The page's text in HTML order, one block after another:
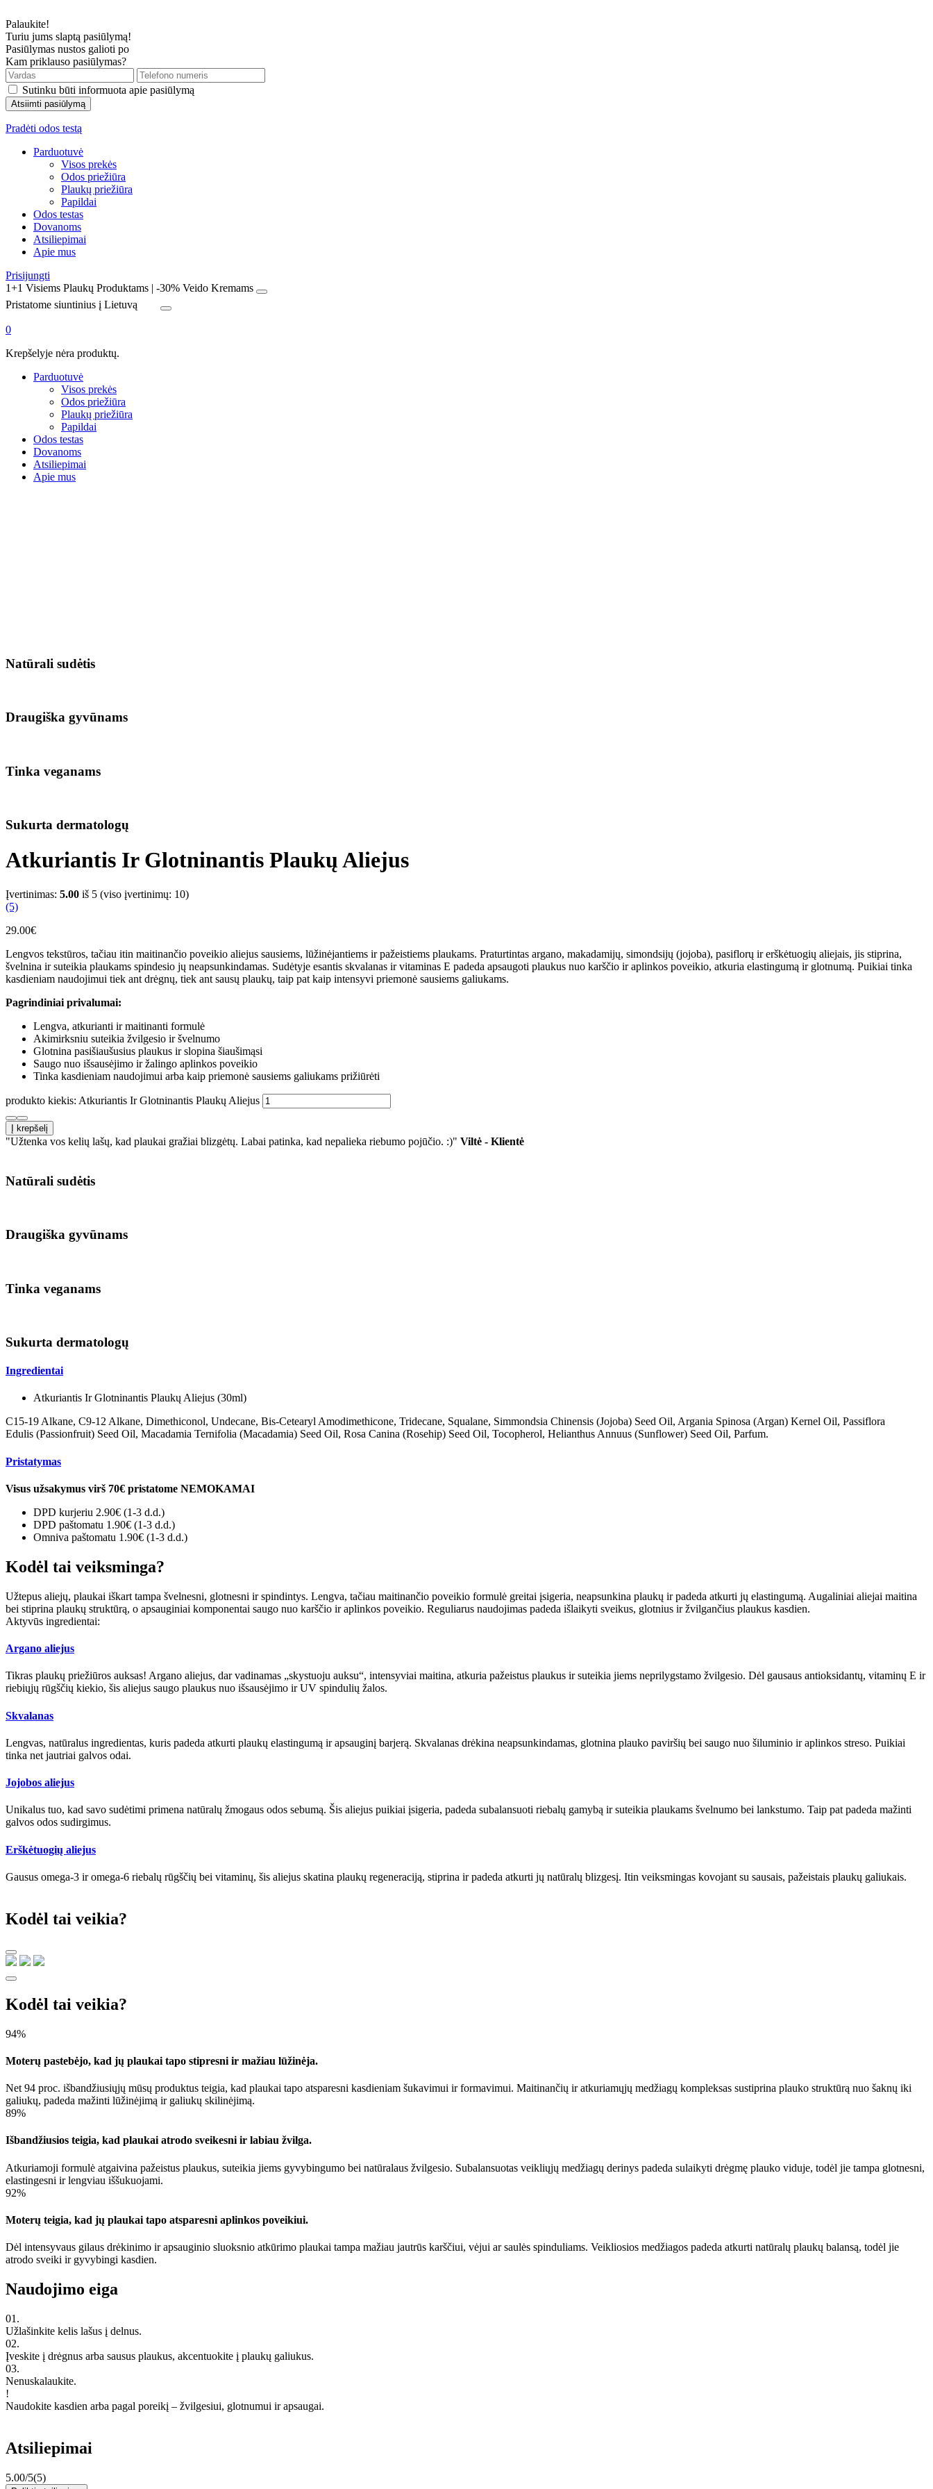
Palaukite!
Turiu jums slaptą pasiūlymą!
Pasiūlymas nustos galioti po
Kam priklauso pasiūlymas?
Sutinku būti informuota apie pasiūlymą
Pradėti odos testą
Parduotuvė
Visos prekės
Odos priežiūra
Plaukų priežiūra
Papildai
Odos testas
Dovanoms
Atsiliepimai
Apie mus
Prisijungti
1+1 Visiems Plaukų Produktams | -30% Veido Kremams
Pristatome siuntinius į Lietuvą
0
Krepšelyje nėra produktų.
Parduotuvė
Visos prekės
Odos priežiūra
Plaukų priežiūra
Papildai
Odos testas
Dovanoms
Atsiliepimai
Apie mus
Natūrali sudėtis
Draugiška gyvūnams
Tinka veganams
Sukurta dermatologų
Atkuriantis Ir Glotninantis Plaukų Aliejus
Įvertinimas: 5.00 iš 5 (viso įvertinimų: 10)
(5)
29.00€
Lengvos tekstūros, tačiau itin maitinančio poveikio aliejus sausiems, lūžinėjantiems ir pažeistiems plaukams. Praturtintas argano, makadamijų, simondsijų (jojoba), pasiflorų ir erškėtuogių aliejais, jis stiprina,
švelnina ir suteikia plaukams spindesio jų neapsunkindamas. Sudėtyje esantis skvalanas ir vitaminas E padeda apsaugoti plaukus nuo karščio ir aplinkos poveikio, atkuria elastingumą ir glotnumą. Puikiai tinka
kasdieniam naudojimui tiek ant drėgnų, tiek ant sausų plaukų, taip pat kaip intensyvi priemonė sausiems galiukams.
Pagrindiniai privalumai:
Lengva, atkurianti ir maitinanti formulė
Akimirksniu suteikia žvilgesio ir švelnumo
Glotnina pasišiaušusius plaukus ir slopina šiaušimąsi
Saugo nuo išsausėjimo ir žalingo aplinkos poveikio
Tinka kasdieniam naudojimui arba kaip priemonė sausiems galiukams prižiūrėti
produkto kiekis: Atkuriantis Ir Glotninantis Plaukų Aliejus
Į krepšelį
"Užtenka vos kelių lašų, kad plaukai gražiai blizgėtų. Labai patinka, kad nepalieka riebumo pojūčio. :)" Viltė - Klientė
Natūrali sudėtis
Draugiška gyvūnams
Tinka veganams
Sukurta dermatologų
Ingredientai
Atkuriantis Ir Glotninantis Plaukų Aliejus (30ml)
C15-19 Alkane, C9-12 Alkane, Dimethiconol, Undecane, Bis-Cetearyl Amodimethicone, Tridecane, Squalane, Simmondsia Chinensis (Jojoba) Seed Oil, Argania Spinosa (Argan) Kernel Oil, Passiflora
Edulis (Passionfruit) Seed Oil, Macadamia Ternifolia (Macadamia) Seed Oil, Rosa Canina (Rosehip) Seed Oil, Tocopherol, Helianthus Annuus (Sunflower) Seed Oil, Parfum.
Pristatymas
Visus užsakymus virš 70€ pristatome NEMOKAMAI
DPD kurjeriu 2.90€ (1-3 d.d.)
DPD paštomatu 1.90€ (1-3 d.d.)
Omniva paštomatu 1.90€ (1-3 d.d.)
Kodėl tai veiksminga?
Užtepus aliejų, plaukai iškart tampa švelnesni, glotnesni ir spindintys. Lengva, tačiau maitinančio poveikio formulė greitai įsigeria, neapsunkina plaukų ir padeda atkurti jų elastingumą. Augaliniai aliejai maitina
bei stiprina plaukų struktūrą, o apsauginiai komponentai saugo nuo karščio ir aplinkos poveikio. Reguliarus naudojimas padeda išlaikyti sveikus, glotnius ir žvilgančius plaukus kasdien.
Aktyvūs ingredientai:
Argano aliejus
Tikras plaukų priežiūros auksas! Argano aliejus, dar vadinamas „skystuoju auksu“, intensyviai maitina, atkuria pažeistus plaukus ir suteikia jiems neprilygstamo žvilgesio. Dėl gausaus antioksidantų, vitaminų E ir
riebiųjų rūgščių kiekio, šis aliejus saugo plaukus nuo išsausėjimo ir UV spindulių žalos.
Skvalanas
Lengvas, natūralus ingredientas, kuris padeda atkurti plaukų elastingumą ir apsauginį barjerą. Skvalanas drėkina neapsunkindamas, glotnina plauko paviršių bei saugo nuo šiluminio ir aplinkos streso. Puikiai
tinka net jautriai galvos odai.
Jojobos aliejus
Unikalus tuo, kad savo sudėtimi primena natūralų žmogaus odos sebumą. Šis aliejus puikiai įsigeria, padeda subalansuoti riebalų gamybą ir suteikia plaukams švelnumo bei lankstumo. Taip pat padeda mažinti
galvos odos sudirgimus.
Erškėtuogių aliejus
Gausus omega-3 ir omega-6 riebalų rūgščių bei vitaminų, šis aliejus skatina plaukų regeneraciją, stiprina ir padeda atkurti jų natūralų blizgesį. Itin veiksmingas kovojant su sausais, pažeistais plaukų galiukais.
Kodėl tai veikia?
Kodėl tai veikia?
94%
Moterų pastebėjo, kad jų plaukai tapo stipresni ir mažiau lūžinėja.
Net 94 proc. išbandžiusiųjų mūsų produktus teigia, kad plaukai tapo atsparesni kasdieniam šukavimui ir formavimui. Maitinančių ir atkuriamųjų medžiagų kompleksas sustiprina plauko struktūrą nuo šaknų iki
galiukų, padeda mažinti lūžinėjimą ir galiukų skilinėjimą.
89%
Išbandžiusios teigia, kad plaukai atrodo sveikesni ir labiau žvilga.
Atkuriamoji formulė atgaivina pažeistus plaukus, suteikia jiems gyvybingumo bei natūralaus žvilgesio. Subalansuotas veikliųjų medžiagų derinys padeda sulaikyti drėgmę plauko viduje, todėl jie tampa glotnesni,
elastingesni ir lengviau iššukuojami.
92%
Moterų teigia, kad jų plaukai tapo atsparesni aplinkos poveikiui.
Dėl intensyvaus gilaus drėkinimo ir apsauginio sluoksnio atkūrimo plaukai tampa mažiau jautrūs karščiui, vėjui ar saulės spinduliams. Veikliosios medžiagos padeda atkurti natūralų plaukų balansą, todėl jie
atrodo sveiki ir gyvybingi kasdien.
Naudojimo eiga
01.
Užlašinkite kelis lašus į delnus.
02.
Įveskite į drėgnus arba sausus plaukus, akcentuokite į plaukų galiukus.
03.
Nenuskalaukite.
!
Naudokite kasdien arba pagal poreikį – žvilgesiui, glotnumui ir apsaugai.
Atsiliepimai
5.00/5(5)